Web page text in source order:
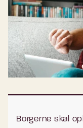
Borgerne skal